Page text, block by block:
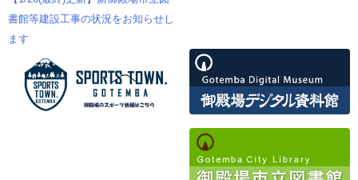
投
稿
書館等建設工事の状況をお知らせし
ます